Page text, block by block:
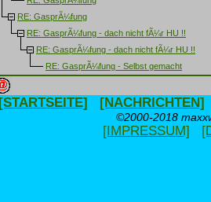
RE: GasprÃ¼fung
RE: GasprÃ¼fung - dach nicht fÃ¼r HU !!
RE: GasprÃ¼fung - dach nicht fÃ¼r HU !!
RE: GasprÃ¼fung - Selbst gemacht
[STARTSEITE] [NACHRICHTEN]
©2000-2018
[IMPRESSUM]